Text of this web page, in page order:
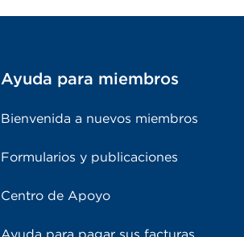
Ayuda para miembros
Bienvenida a nuevos miembros
Formularios y publicaciones
Centro de Apoyo